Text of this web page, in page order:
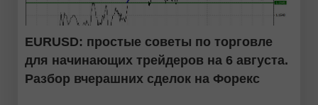
EURUSD: простые советы по торговле
для начинающих трейдеров на 6 августа.
Разбор вчерашних сделок на Форекс